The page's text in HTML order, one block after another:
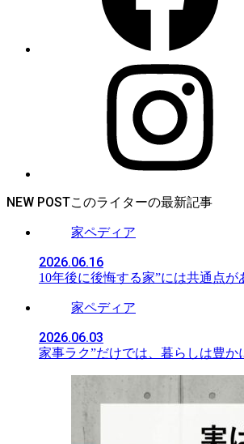
NEW POST
家ペディア
2026.06.16
10年後に後悔する家”には共通点
家ペディア
2026.06.03
家事ラク”だけでは、暮らしは豊